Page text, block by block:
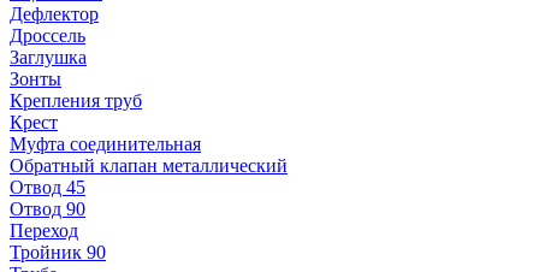
Дефлектор
Дроссель
Заглушка
Зонты
Крепления труб
Крест
Муфта соединительная
Обратный клапан металлический
Отвод 45
Отвод 90
Переход
Тройник 90